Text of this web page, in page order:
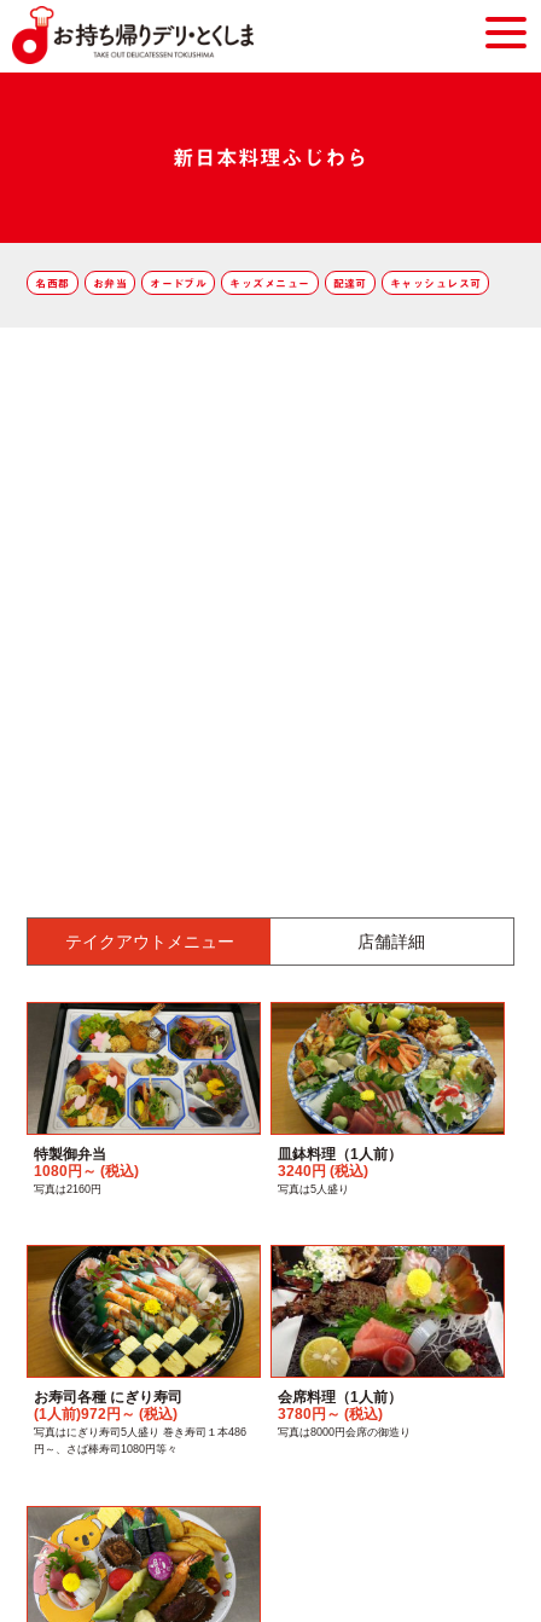
新日本料理ふじわら
名西郡 お弁当 オードブル キッズメニュー 配達可 キャッシュレス可
テイクアウトメニュー 店舗詳細
特製御弁当
1080円～ (税込)
写真は2160円
皿鉢料理（1人前）
3240円 (税込)
写真は5人盛り
お寿司各種 にぎり寿司
(1人前)972円～ (税込)
写真はにぎり寿司5人盛り 巻き寿司１本486
円～、さば棒寿司1080円等々
会席料理（1人前）
3780円～ (税込)
写真は8000円会席の御造り